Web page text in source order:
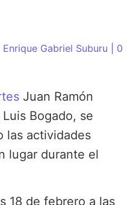
Enrique Gabriel Suburu
| 0
Juan Ramón
Bogado, se
las actividades
lugar durante el
18 de febrero a las